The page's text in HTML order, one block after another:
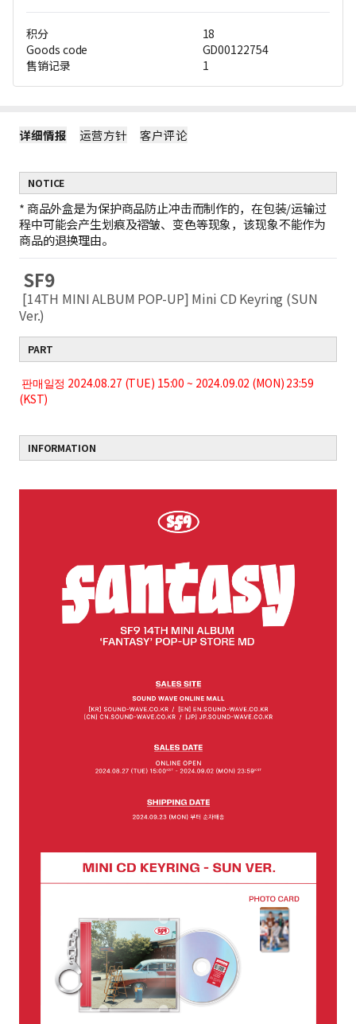
积分
18
Goods code
GD00122754
售销记录
1
详细情报 运营方针 客户评论
NOTICE
* 商品外盒是为保护商品防止冲击而制作的，在包装/运输过
程中可能会产生划痕及褶皱、变色等现象，该现象不能作为
商品的退换理由。
SF9
[14TH MINI ALBUM POP-UP] Mini CD Keyring (SUN
Ver.)
PART
판매일정 2024.08.27 (TUE) 15:00 ~ 2024.09.02 (MON) 23:59
(KST)
INFORMATION